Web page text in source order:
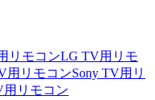
リモコンLG TV用リモ
用リモコンSony TV用リ
用リモコン